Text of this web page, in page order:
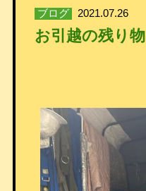
ブログ 2021.07.26
お引越の残り物